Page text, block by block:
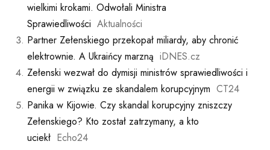
wielkimi krokami. Odwołali Ministra
Sprawiedliwości Aktualności
Partner Zełenskiego przekopał miliardy, aby chronić
elektrownie. A Ukraińcy marzną iDNES.cz
Zełenski wezwał do dymisji ministrów sprawiedliwości i
energii w związku ze skandalem korupcyjnym CT24
Panika w Kijowie. Czy skandal korupcyjny zniszczy
Zełenskiego? Kto został zatrzymany, a kto
uciekł Echo24